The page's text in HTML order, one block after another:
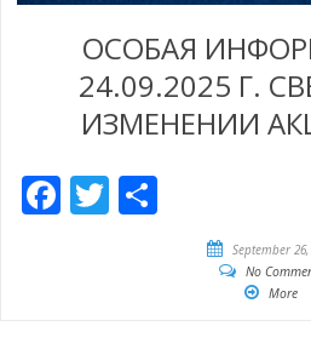
ОСОБАЯ
24.09.2025 Г.
ИЗМЕНЕНИИ
Facebook
Twitter
September 26,
No
More